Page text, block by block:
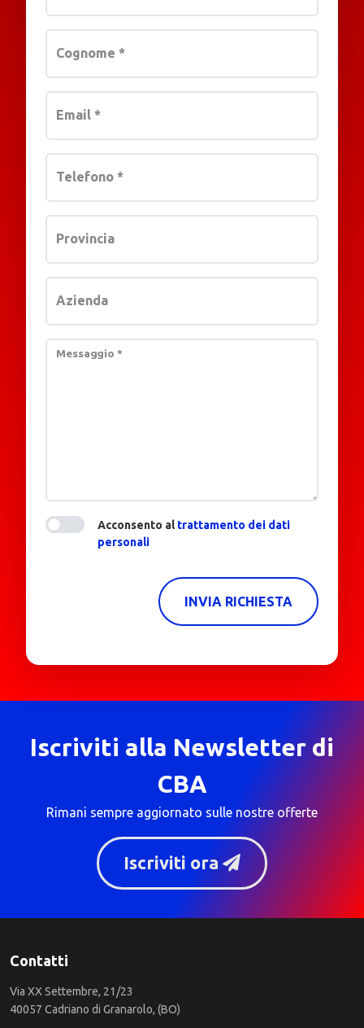
Cognome *
Email *
Telefono *
Provincia
Azienda
Messaggio *
Acconsento altrattamento dei dati
personali
INVIA RICHIESTA
Iscriviti alla Newsletter di
CBA
Rimani sempre aggiornato sulle nostre offerte
Iscriviti ora
Contatti
Via XX Settembre, 21/23
40057 Cadriano di Granarolo, (BO)